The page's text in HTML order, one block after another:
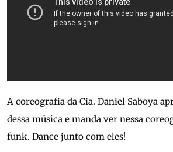
A coreografia da Cia. Daniel Saboya
dessa música e manda ver nessa
funk. Dance junto com eles!